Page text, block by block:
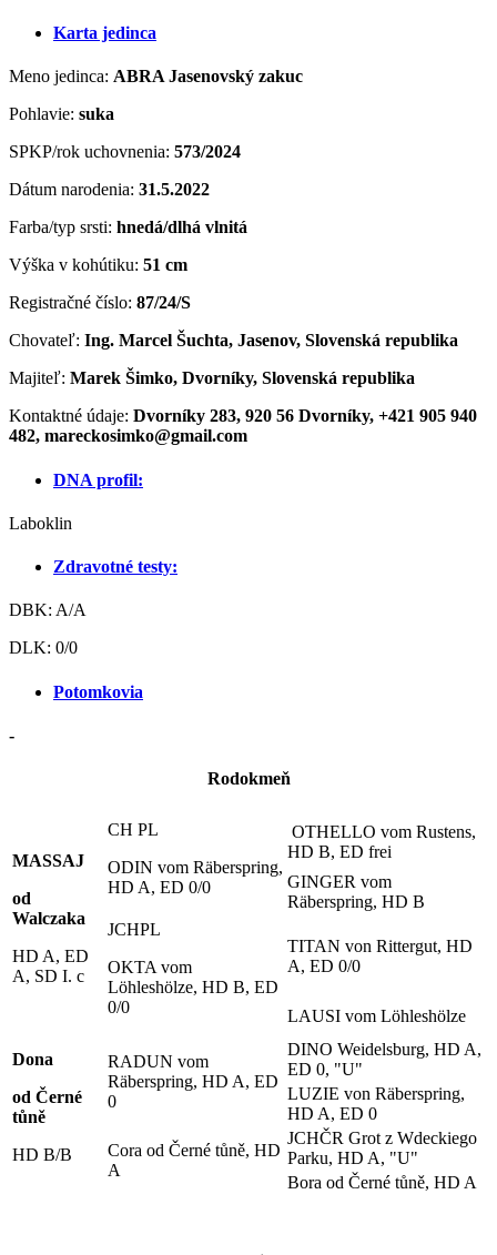
Karta jedinca
Meno jedinca: ABRA Jasenovský zakuc
Pohlavie: suka
SPKP/rok uchovnenia: 573/2024
Dátum narodenia: 31.5.2022
Farba/typ srsti: hnedá/dlhá vlnitá
Výška v kohútiku: 51 cm
Registračné číslo: 87/24/S
Chovateľ: Ing. Marcel Šuchta, Jasenov, Slovenská republika
Majiteľ: Marek Šimko, Dvorníky, Slovenská republika
Kontaktné údaje: Dvorníky 283, 920 56 Dvorníky, +421 905 940
482, mareckosimko@gmail.com
DNA profil:
Laboklin
Zdravotné testy:
DBK: A/A
DLK: 0/0
Potomkovia
-
Rodokmeň
MASSAJ
od
Walczaka
HD A, ED
A, SD I. c
CH PL
ODIN vom Räberspring,
HD A, ED 0/0
OTHELLO vom Rustens,
HD B, ED frei
GINGER vom
Räberspring, HD B
JCHPL
OKTA vom
Löhleshölze, HD B, ED
0/0
TITAN von Rittergut, HD
A, ED 0/0
LAUSI vom Löhleshölze
Dona
od Černé
tůně
HD B/B
RADUN vom
Räberspring, HD A, ED
0
DINO Weidelsburg, HD A,
ED 0, "U"
LUZIE von Räberspring,
HD A, ED 0
Cora od Černé tůně, HD
A
JCHČR Grot z Wdeckiego
Parku, HD A, "U"
Bora od Černé tůně, HD A